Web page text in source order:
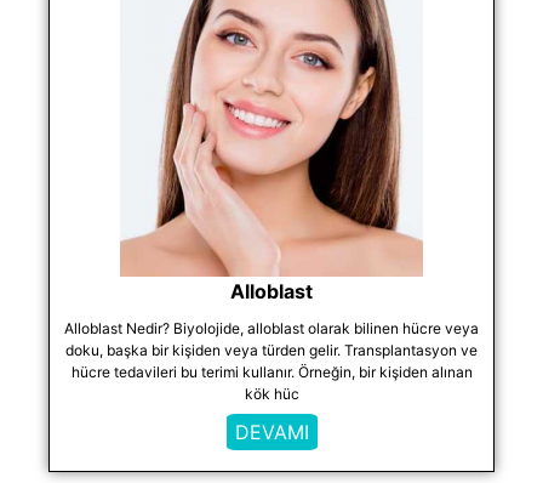
Alloblast
Alloblast Nedir? Biyolojide, alloblast olarak bilinen hücre veya
doku, başka bir kişiden veya türden gelir. Transplantasyon ve
hücre tedavileri bu terimi kullanır. Örneğin, bir kişiden alınan
kök hüc
DEVAMI